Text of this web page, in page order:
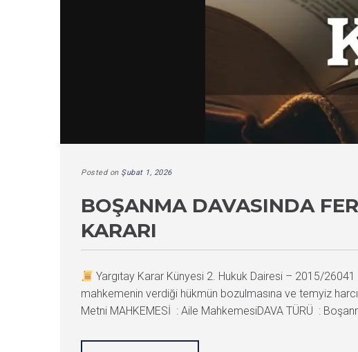
Posted on Şubat 1, 2026
BOŞANMA DAVASINDA
KARARI
Yargıtay Karar Künyesi 2. Hukuk Dairesi – 2015/
mahkemenin verdiği hükmün bozulmasına ve temyiz
Metni MAHKEMESİ : Aile MahkemesiDAVA TÜRÜ :